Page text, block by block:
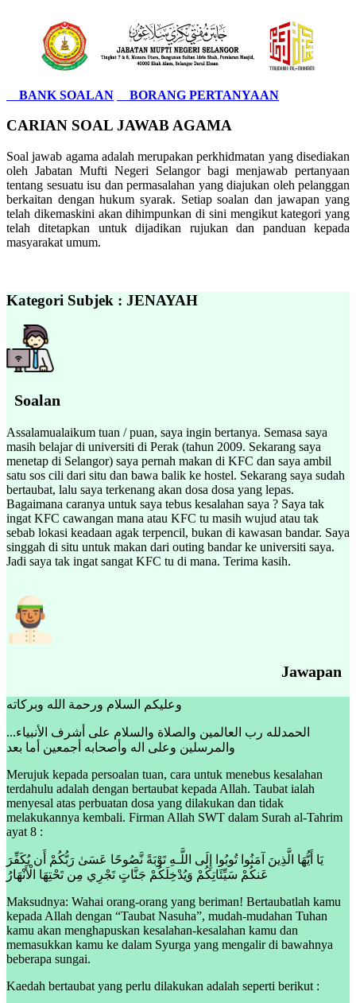
BANK SOALAN BORANG PERTANYAAN
CARIAN SOAL JAWAB AGAMA
Soal jawab agama adalah merupakan perkhidmatan yang disediakan
oleh Jabatan Mufti Negeri Selangor bagi menjawab pertanyaan
tentang sesuatu isu dan permasalahan yang diajukan oleh pelanggan
berkaitan dengan hukum syarak. Setiap soalan dan jawapan yang
telah dikemaskini akan dihimpunkan di sini mengikut kategori yang
telah ditetapkan untuk dijadikan rujukan dan panduan kepada
masyarakat umum.
Kategori Subjek : JENAYAH
Soalan
Assalamualaikum tuan / puan, saya ingin bertanya. Semasa saya
masih belajar di universiti di Perak (tahun 2009. Sekarang saya
menetap di Selangor) saya pernah makan di KFC dan saya ambil
satu sos cili dari situ dan bawa balik ke hostel. Sekarang saya sudah
bertaubat, lalu saya terkenang akan dosa dosa yang lepas.
Bagaimana caranya untuk saya tebus kesalahan saya ? Saya tak
ingat KFC cawangan mana atau KFC tu masih wujud atau tak
sebab lokasi keadaan agak terpencil, bukan di kawasan bandar. Saya
singgah di situ untuk makan dari outing bandar ke universiti saya.
Jadi saya tak ingat sangat KFC tu di mana. Terima kasih.
Jawapan
وعليكم السلام ورحمة الله وبركاته
...الحمدلله رب العالمين والصلاة والسلام على أشرف الأنبياء
والمرسلين وعلى اله وأصحابه أجمعين أما بعد
Merujuk kepada persoalan tuan, cara untuk menebus kesalahan
terdahulu adalah dengan bertaubat kepada Allah. Taubat ialah
menyesal atas perbuatan dosa yang dilakukan dan tidak
melakukannya kembali. Firman Allah SWT dalam Surah al-Tahrim
ayat 8 :
يَا أَيُّهَا الَّذِينَ آمَنُوا تُوبُوا إِلَى اللَّـهِ تَوْبَةً نَّصُوحًا عَسَىٰ رَبُّكُمْ أَن يُكَفِّرَ
عَنكُمْ سَيِّئَاتِكُمْ وَيُدْخِلَكُمْ جَنَّاتٍ تَجْرِي مِن تَحْتِهَا الْأَنْهَارُ
Maksudnya: Wahai orang-orang yang beriman! Bertaubatlah kamu
kepada Allah dengan “Taubat Nasuha”, mudah-mudahan Tuhan
kamu akan menghapuskan kesalahan-kesalahan kamu dan
memasukkan kamu ke dalam Syurga yang mengalir di bawahnya
beberapa sungai.
Kaedah bertaubat yang perlu dilakukan adalah seperti berikut :